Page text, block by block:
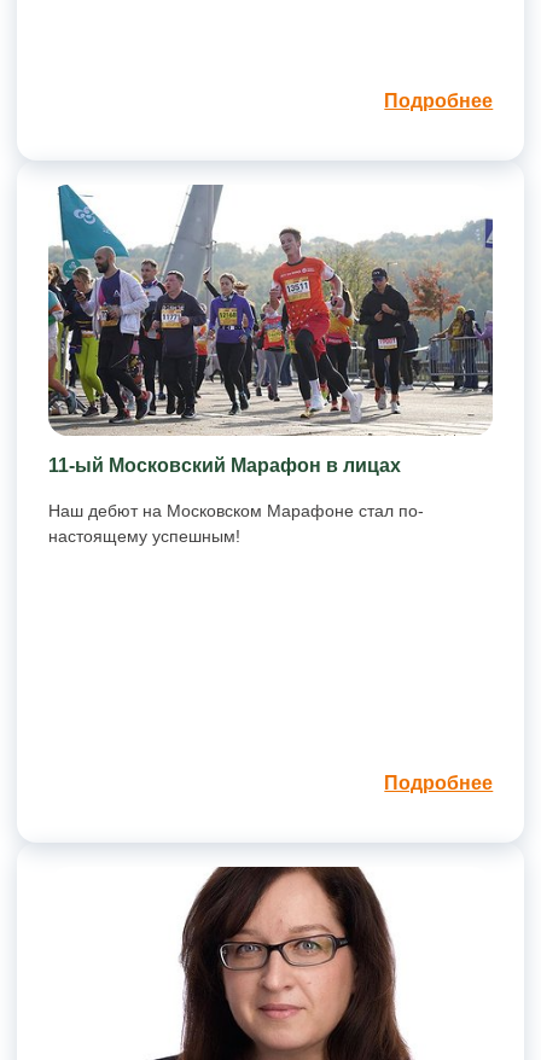
Подробнее
11-ый Московский Марафон в лицах
Наш дебют на Московском Марафоне стал по-
настоящему успешным!
Подробнее